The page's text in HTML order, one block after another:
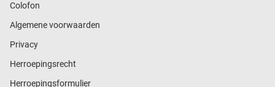
Colofon
Algemene voorwaarden
Privacy
Herroepingsrecht
Herroepingsformulier